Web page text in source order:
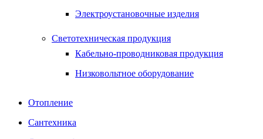
Электроустановочные изделия
Светотехническая продукция
Кабельно-проводниковая продукция
Низковольтное оборудование
Отопление
Сантехника